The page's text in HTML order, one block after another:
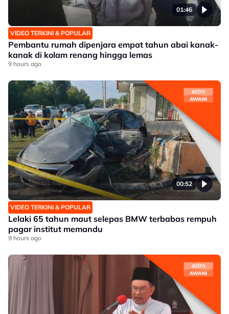
01:46
VIDEO TERKINI & POPULAR
Pembantu rumah dipenjara empat tahun abai kanak-
kanak di kolam renang hingga lemas
9 hours ago
00:52
VIDEO TERKINI & POPULAR
Lelaki 65 tahun maut selepas BMW terbabas rempuh
pagar institut memandu
9 hours ago